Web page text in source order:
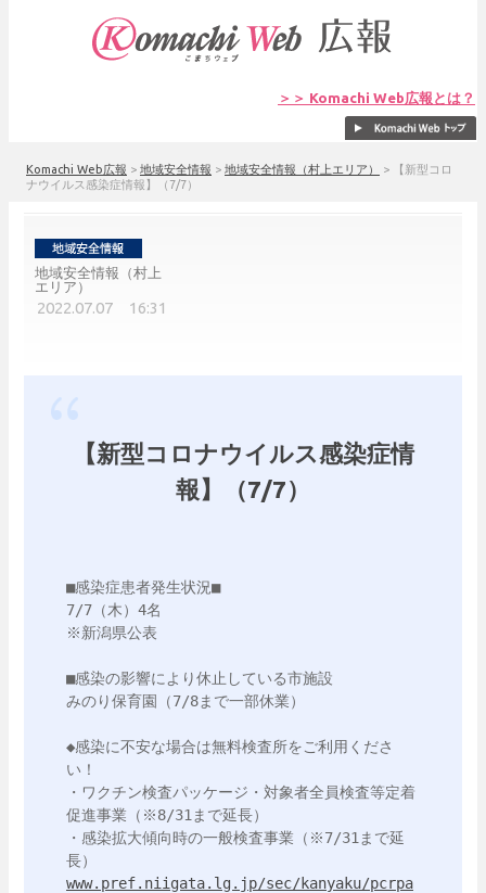
＞＞ Komachi Web広報とは？
Komachi Web広報 > 地域安全情報 > 地域安全情報（村上エリア） >
【新型コロ
ナウイルス感染症情報】（7/7）
地域安全情報（村上
エリア）
2022.07.07 16:31
【新型コロナウイルス感染症情
報】（7/7）
■感染症患者発生状況■
7/7（木）4名
※新潟県公表
■感染の影響により休止している市施設
みのり保育園（7/8まで一部休業）
◆感染に不安な場合は無料検査所をご利用くださ
い！
・ワクチン検査パッケージ・対象者全員検査等定着
促進事業（※8/31まで延長）
・感染拡大傾向時の一般検査事業（※7/31まで延
www.pref.niigata.lg.jp/sec/kanyaku/pcrpa